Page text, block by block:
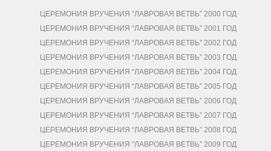
ЦЕРЕМОНИЯ ВРУЧЕНИЯ “ЛАВРОВАЯ ВЕТВЬ” 2000 ГОД
ЦЕРЕМОНИЯ ВРУЧЕНИЯ “ЛАВРОВАЯ ВЕТВЬ” 2001 ГОД
ЦЕРЕМОНИЯ ВРУЧЕНИЯ “ЛАВРОВАЯ ВЕТВЬ” 2002 ГОД
ЦЕРЕМОНИЯ ВРУЧЕНИЯ “ЛАВРОВАЯ ВЕТВЬ” 2003 ГОД
ЦЕРЕМОНИЯ ВРУЧЕНИЯ “ЛАВРОВАЯ ВЕТВЬ” 2004 ГОД
ЦЕРЕМОНИЯ ВРУЧЕНИЯ “ЛАВРОВАЯ ВЕТВЬ” 2005 ГОД
ЦЕРЕМОНИЯ ВРУЧЕНИЯ “ЛАВРОВАЯ ВЕТВЬ” 2006 ГОД
ЦЕРЕМОНИЯ ВРУЧЕНИЯ “ЛАВРОВАЯ ВЕТВЬ” 2007 ГОД
ЦЕРЕМОНИЯ ВРУЧЕНИЯ “ЛАВРОВАЯ ВЕТВЬ” 2008 ГОД
ЦЕРЕМОНИЯ ВРУЧЕНИЯ “ЛАВРОВАЯ ВЕТВЬ” 2009 ГОД